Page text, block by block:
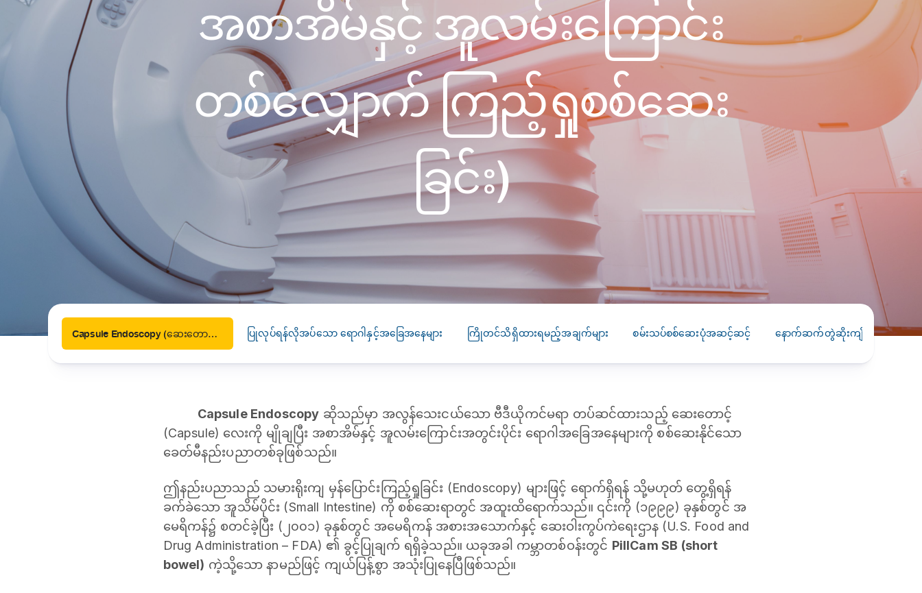
Tests and Procedures
Drugs and Supplements
SEARCH
DISEASES AND CONDITIONS
22 APR 2026
Melioidosis (မယ်လီယွိုက်ဒိုး
ဆစ် ပြင်းထန်ကူးစက်ရောဂါ)
ဘက်တီးရီးယားပိုးကြောင့်ဖြစ်သော မယ်
News
PRESS RELEASE
16 JAN 2026
CLL HEALTH
Strengthens
Presence in Upper
Myanmar Through
Acquisition of Ingyin
Phyu Laboratory and
Clinic
Yangon, Myanmar, 8
January 2026 — CLL
HEALTH is pleased to
announce the...
PRESS RELEASE
29 AUG 2024
CLL HEALTH unveils
Shin Saw Pu Clinic in
Yangon, advancing
primary care
HEALTH is delighted to
announce the...
Digestive care Fertility care
Rehabilitation Health screening
Diagnostics and treatment in one place
Laboratories
Accurate and reliable diagnostic testing services
Medical travel offices
One-stop medical referral services
အစာအိမ်နှင့် အူလမ်းကြောင်း
တစ်လျှောက် ကြည့်ရှုစစ်ဆေး
ခြင်း)
Capsule Endoscopy (ဆေးတောင့်ကင်မရာဖြင့် အစာအိမ်နှင့် အူလမ်းကြောင်းတစ်လျှောက် ကြည့်ရှုစစ်ဆေးခြင်း) ပြုလုပ်ရန်လိုအပ်သော ရောဂါနှင့်အခြေအနေများ ကြိုတင်သိရှိထားရမည့်အချက်များ စမ်းသပ်စစ်ဆေးပုံအဆင့်ဆင့် နောက်ဆက်တွဲဆိုးကျိုးများ လို
Capsule Endoscopy ဆိုသည်မှာ အလွန်သေးငယ်သော ဗီဒီယိုကင်မရာ တပ်ဆင်ထားသည့် ဆေးတောင့်
(Capsule) လေးကို မျိုချပြီး အစာအိမ်နှင့် အူလမ်းကြောင်းအတွင်းပိုင်း ရောဂါအခြေအနေများကို စစ်ဆေးနိုင်သော
ခေတ်မီနည်းပညာတစ်ခုဖြစ်သည်။
ဤနည်းပညာသည် သမားရိုးကျ မှန်ပြောင်းကြည့်ရှုခြင်း (Endoscopy) များဖြင့် ရောက်ရှိရန် သို့မဟုတ် တွေ့ရှိရန်
ခက်ခဲသော အူသိမ်ပိုင်း (Small Intestine) ကို စစ်ဆေးရာတွင် အထူးထိရောက်သည်။ ၎င်းကို (၁၉၉၉) ခုနှစ်တွင် အ
မေရိကန်၌ စတင်ခဲ့ပြီး (၂၀၀၁) ခုနှစ်တွင် အမေရိကန် အစားအသောက်နှင့် ဆေးဝါးကွပ်ကဲရေးဌာန (U.S. Food and
Drug Administration – FDA) ၏ ခွင့်ပြုချက် ရရှိခဲ့သည်။ ယခုအခါ ကမ္ဘာတစ်ဝန်းတွင် PillCam SB (short
bowel) ကဲ့သို့သော နာမည်ဖြင့် ကျယ်ပြန့်စွာ အသုံးပြုနေပြီဖြစ်သည်။